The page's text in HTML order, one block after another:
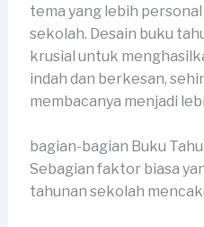
tema yang lebih
sekolah. Desain buku
krusial untuk
indah dan berkesan,
membacanya menjadi
bagian-bagian Buku
Sebagian faktor biasa
tahunan sekolah